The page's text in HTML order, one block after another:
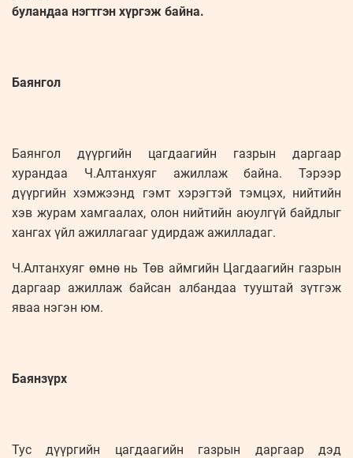
буландаа нэгтгэн хүргэж байна.
Баянгол
Баянгол дүүргийн цагдаагийн газрын даргаар
хурандаа Ч.Алтанхуяг ажиллаж байна. Тэрээр
дүүргийн хэмжээнд гэмт хэрэгтэй тэмцэх, нийтийн
хэв журам хамгаалах, олон нийтийн аюулгүй байдлыг
хангах үйл ажиллагааг удирдаж ажилладаг.
Ч.Алтанхуяг өмнө нь Төв аймгийн Цагдаагийн газрын
даргаар ажиллаж байсан албандаа тууштай зүтгэж
яваа нэгэн юм.
Баянзүрх
Тус дүүргийн цагдаагийн газрын даргаар дэд